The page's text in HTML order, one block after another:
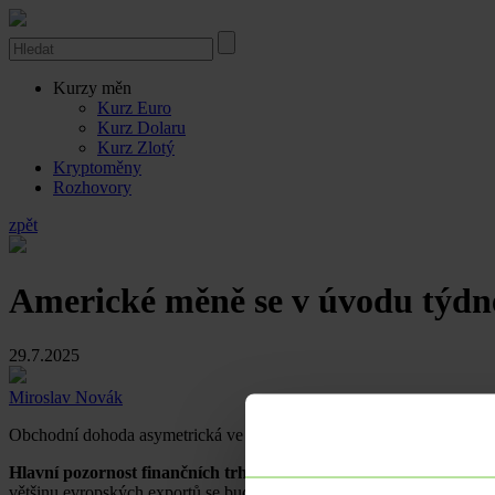
Kurzy měn
Kurz Euro
Kurz Dolaru
Kurz Zlotý
Kryptoměny
Rozhovory
zpět
Americké měně se v úvodu
29.7.2025
Miroslav Novák
Obchodní dohoda asymetrická ve prospěch USA a v neprospěch
Hlavní pozornost finančních trhů byla na začátku nového